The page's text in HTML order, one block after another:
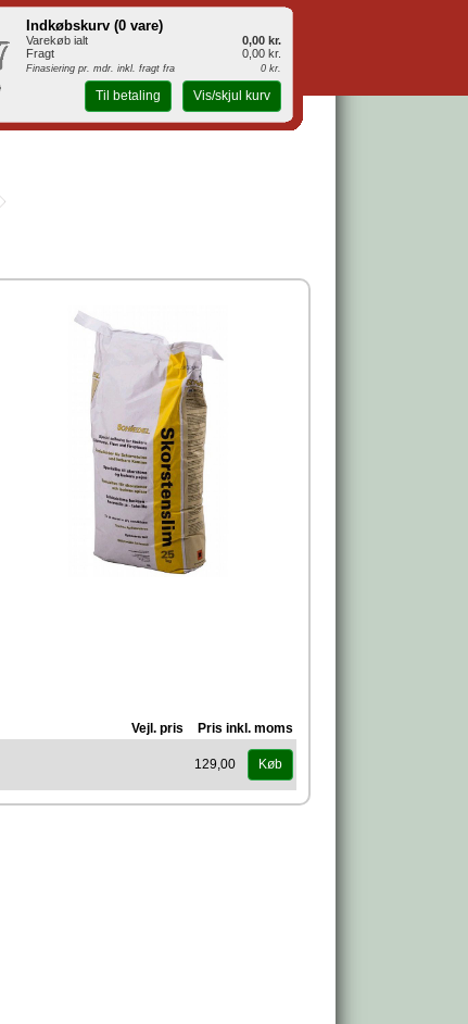
Vejl. pris Pris inkl. moms
129,00 Køb
Indkøbskurv (0 vare)
Varekøb ialt
0,00 kr.
Fragt
0,00 kr.
Finasiering pr. mdr. inkl. fragt fra 0 kr.
Til betaling Vis/skjul kurv